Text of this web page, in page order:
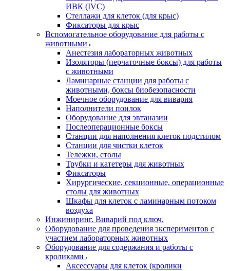
ИВК (IVC)
Стеллажи для клеток (для крыс)
Фиксаторы для крыс
Вспомогательное оборудование для работы с
животными
Анестезия лабораторных животных
Изоляторы (перчаточные боксы) для работы
с животными
Ламинарные станции для работы с
животными, боксы биобезопасности
Моечное оборудование для вивария
Наполнители поилок
Оборудование для эвтаназии
Послеоперационные боксы
Станции для наполнения клеток подстилом
Станции для чистки клеток
Тележки, столы
Трубки и катетеры для животных
Фиксаторы
Хирургические, секционные, операционные
столы для животных
Шкафы для клеток с ламинарным потоком
воздуха
Инжиниринг. Виварий под ключ.
Оборудование для проведения экспериментов с
участием лабораторных животных
Оборудование для содержания и работы с
кроликами
Аксессуары для клеток (кролики